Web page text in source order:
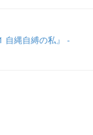
自縄自縛の私』 -